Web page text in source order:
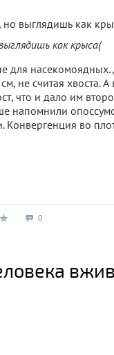
как крыса(
насекомоядных.
не считая хвоста. А
что и дало им
напомнили
Конвергенция во
0